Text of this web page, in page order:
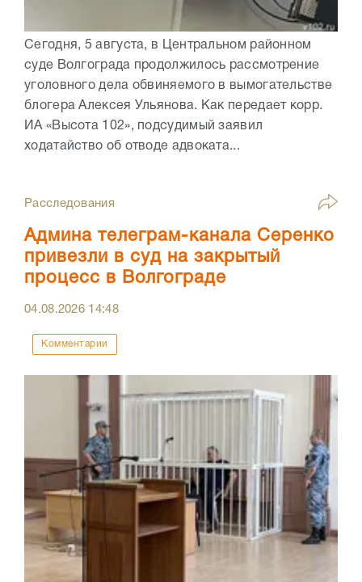
Сегодня, 5 августа, в Центральном районном
суде Волгограда продолжилось рассмотрение
уголовного дела обвиняемого в вымогательстве
блогера Алексея Ульянова. Как передает корр.
ИА «Высота 102», подсудимый заявил
ходатайство об отводе адвоката...
Расследования
Админа телеграм-канала Серенко
привезли в суд на закрытый
процесс в Волгограде
04.08.2026 14:48
Комментарии